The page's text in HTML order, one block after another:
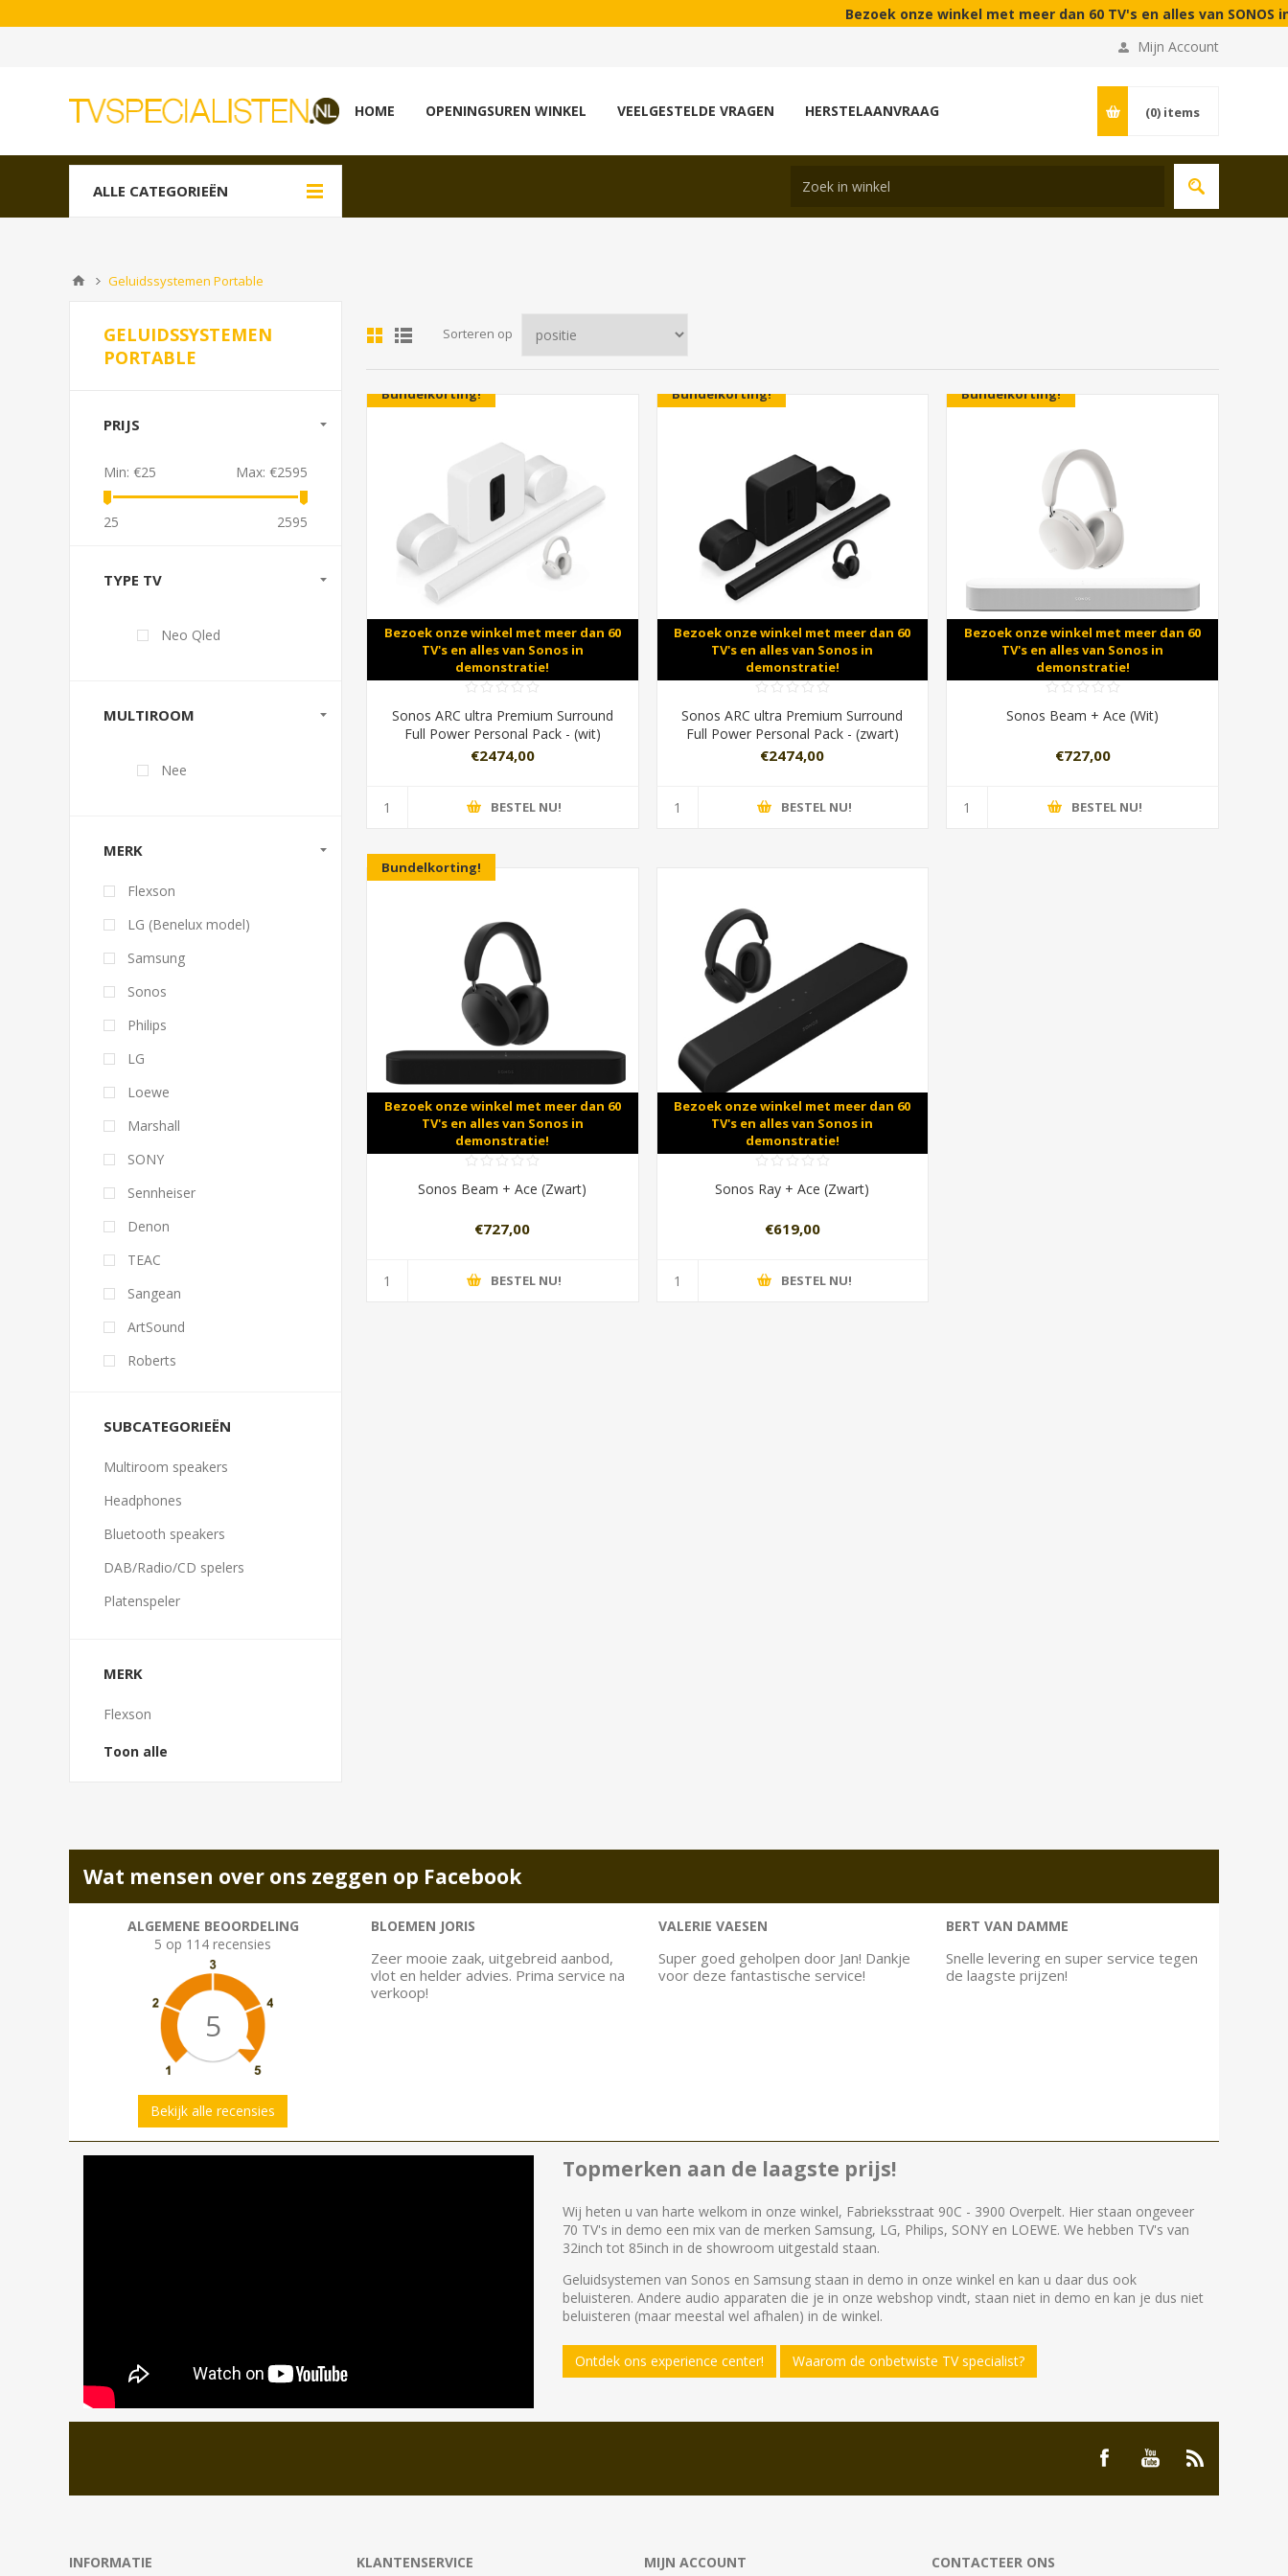
Bezoek onze winkel met meer dan 60 TV's en alles van SONOS in
Mijn Account
HOME OPENINGSUREN WINKEL VEELGESTELDE VRAGEN HERSTELAANVRAAG (0) items
ALLE CATEGORIEËN
Geluidssystemen Portable
Sorteren op
Bundelkorting!
Bezoek onze winkel met meer dan 60
TV's en alles van Sonos in
demonstratie!
Sonos ARC ultra Premium Surround
Full Power Personal Pack - (wit)
€2474,00
BESTEL NU!
Bundelkorting!
Bezoek onze winkel met meer dan 60
TV's en alles van Sonos in
demonstratie!
Sonos ARC ultra Premium Surround
Full Power Personal Pack - (zwart)
€2474,00
BESTEL NU!
Bundelkorting!
Bezoek onze winkel met meer dan 60
TV's en alles van Sonos in
demonstratie!
Sonos Beam + Ace (Wit)
€727,00
BESTEL NU!
Bundelkorting!
Bezoek onze winkel met meer dan 60
TV's en alles van Sonos in
demonstratie!
Sonos Beam + Ace (Zwart)
€727,00
BESTEL NU!
Bezoek onze winkel met meer dan 60
TV's en alles van Sonos in
demonstratie!
Sonos Ray + Ace (Zwart)
€619,00
BESTEL NU!
GELUIDSSYSTEMEN
PORTABLE
PRIJS
Min: €25 Max: €2595
25 2595
TYPE TV
Neo Qled
MULTIROOM
Nee
MERK
Flexson
LG (Benelux model)
Samsung
Sonos
Philips
LG
Loewe
Marshall
SONY
Sennheiser
Denon
TEAC
Sangean
ArtSound
Roberts
SUBCATEGORIEËN
Multiroom speakers
Headphones
Bluetooth speakers
DAB/Radio/CD spelers
Platenspeler
MERK
Flexson
Toon alle
Wat mensen over ons zeggen op Facebook
ALGEMENE BEOORDELING
5 op 114 recensies
5
Bekijk alle recensies
BLOEMEN JORIS
Zeer mooie zaak, uitgebreid aanbod,
vlot en helder advies. Prima service na
verkoop!
VALERIE VAESEN
Super goed geholpen door Jan! Dankje
voor deze fantastische service!
BERT VAN DAMME
Snelle levering en super service tegen
de laagste prijzen!
Topmerken aan de laagste prijs!
Wij heten u van harte welkom in onze winkel, Fabrieksstraat 90C - 3900 Overpelt. Hier staan ongeveer
70 TV's in demo een mix van de merken Samsung, LG, Philips, SONY en LOEWE. We hebben TV's van
32inch tot 85inch in de showroom uitgestald staan.
Geluidsystemen van Sonos en Samsung staan in demo in onze winkel en kan u daar dus ook
beluisteren. Andere audio apparaten die je in onze webshop vindt, staan niet in demo en kan je dus niet
beluisteren (maar meestal wel afhalen) in de winkel.
Ontdek ons experience center! Waarom de onbetwiste TV specialist?
INFORMATIE KLANTENSERVICE MIJN ACCOUNT CONTACTEER ONS